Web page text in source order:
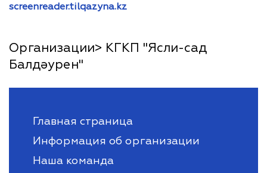
screenreader.tilqazyna.kz
Организации> КГКП "Ясли-сад
Балдәурен"
Главная страница
Информация об организации
Наша команда